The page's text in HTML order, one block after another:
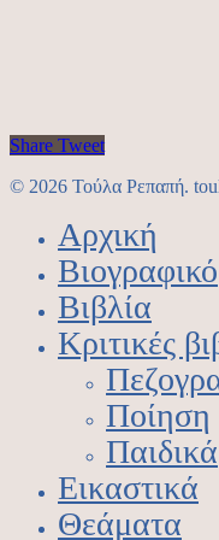
Share Tweet
© 2026 Τούλα Ρεπαπή.
Αρχική
Βιογραφικό
Βιβλία
Κριτικές
Ποίηση
Παιδικά
Εικαστικά
Θεάματα